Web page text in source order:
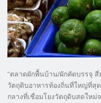
“ตลาดผักพื้นบ้าน/ผักคัดบรรจุ สี่
วัตถุดิบอาหารท้องถิ่นที่ใหญ่ที่สุ
กลางที่เชื่อมโยงวัตถุดิบสดให